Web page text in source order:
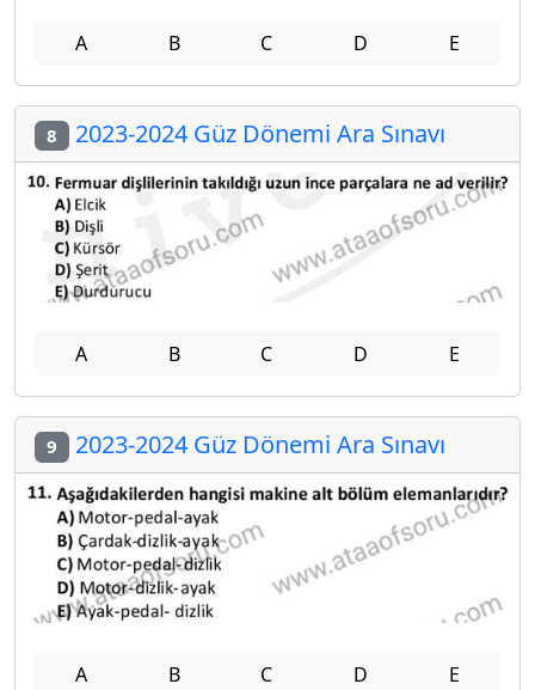
A B C D E
8 2023-2024 Güz Dönemi Ara Sınavı
A B C D E
9 2023-2024 Güz Dönemi Ara Sınavı
A B C D E